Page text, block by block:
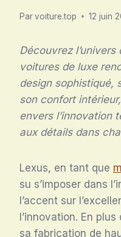
Parvoiture.top 12 juin
Découvrez
voitures de luxe
design sophistiqué,
son confort
envers l’innovation
aux détails dans
Lexus, en tant que
su s’imposer dans
l’accent sur
l’innovation. En
sa fabrication de